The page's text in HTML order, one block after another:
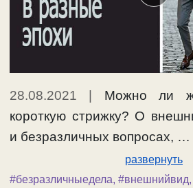
28.08.2021
Можно ли
короткую стрижку? О
и безразличных вопросах, …
развернуть
#безразличныедела, #внешнийвид,